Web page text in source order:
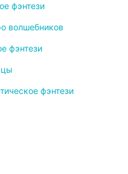
фэнтези
волшебников
фэнтези
фэнтези